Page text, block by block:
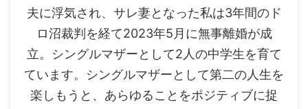
夫に浮気され、サレ妻となった私は3年間のド
ロ沼裁判を経て2023年5月に無事離婚が成
立。シングルマザーとして2人の中学生を育て
ています。シングルマザーとして第二の人生を
楽しもうと、あらゆることをポジティブに捉